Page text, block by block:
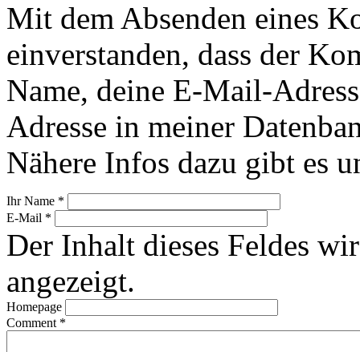
Mit dem Absenden eines
einverstanden, dass der
Name, deine E-Mail-
Adresse in meiner
Nähere Infos dazu gibt es
Ihr Name *
E-Mail *
Der Inhalt dieses Feldes
angezeigt.
Homepage
Comment *